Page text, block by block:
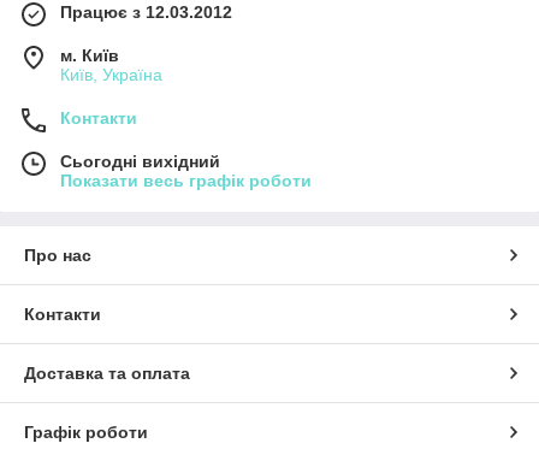
Працює з 12.03.2012
м. Київ
Київ, Україна
Контакти
Сьогодні вихідний
Показати весь графік роботи
Про нас
Контакти
Доставка та оплата
Графік роботи